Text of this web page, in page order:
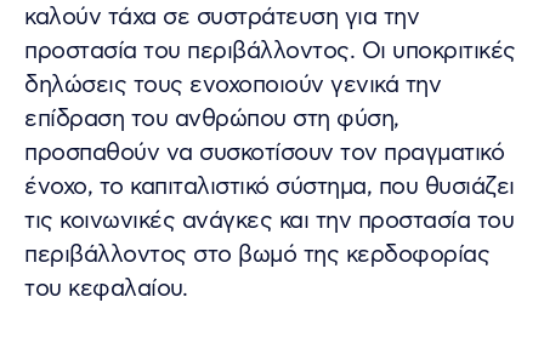
καλούν τάχα σε συστράτευση για την
προστασία του περιβάλλοντος. Οι υποκριτικές
δηλώσεις τους ενοχοποιούν γενικά την
επίδραση του ανθρώπου στη φύση,
προσπαθούν να συσκοτίσουν τον πραγματικό
ένοχο, το καπιταλιστικό σύστημα, που θυσιάζει
τις κοινωνικές ανάγκες και την προστασία του
περιβάλλοντος στο βωμό της κερδοφορίας
του κεφαλαίου.